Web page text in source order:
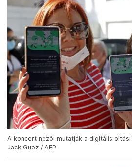
A koncert nézői mutatják a digitális oltási
Jack Guez / AFP